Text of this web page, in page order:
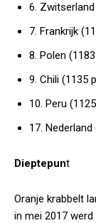
6.
7. Frankrijk
8. Polen
9. Chili (1135
10. Peru
17.
Dieptepunt
Oranje krabbelt
in mei 2017